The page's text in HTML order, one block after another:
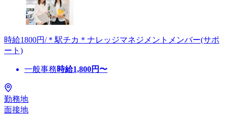
時給1800円/＊駅チカ＊ナレッジマネジメントメンバー(サポ
ート)
一般事務時給1,800円〜
勤務地
面接地